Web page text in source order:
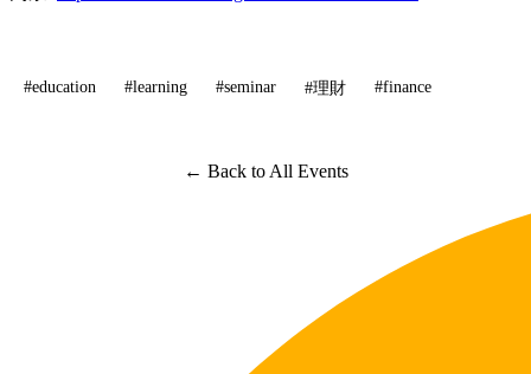
#education #learning #seminar #理財 #finance
← Back to All Events